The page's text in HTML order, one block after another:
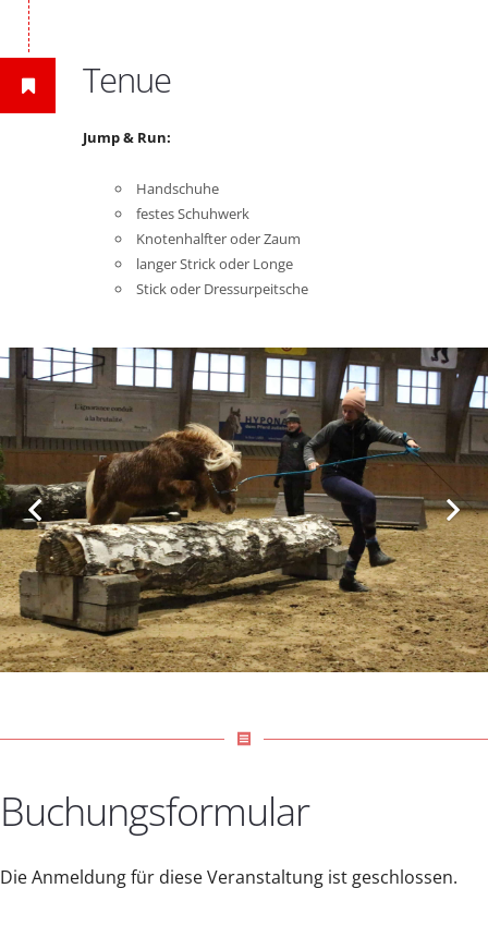
Tenue
Jump & Run:
Handschuhe
festes Schuhwerk
Knotenhalfter oder Zaum
langer Strick oder Longe
Stick oder Dressurpeitsche
receipt
Buchungsformular
Die Anmeldung für diese Veranstaltung ist geschlossen.